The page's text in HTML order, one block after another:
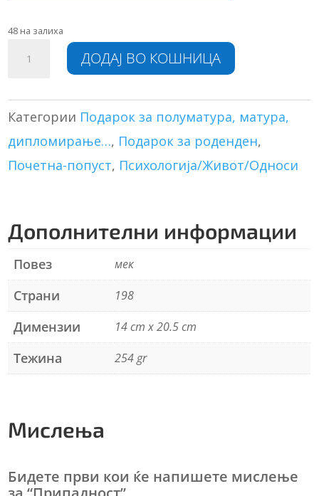
48 на залиха
количина
ДОДАЈ ВО КОШНИЦА
a
t
:
Категории Подарок за полуматура, матура,
дипломирање…, Подарок за роденден,
Почетна-попуст, Психологија/Живот/Односи
Дополнителни информации
Повез мек
Страни 198
Димензии 14 cm x 20.5 cm
Тежина 254 gr
Мислења
Бидете први кои ќе напишете мислење